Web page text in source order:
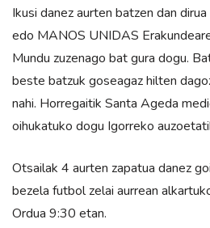
Ikusi danez aurten batzen dan
edo MANOS UNIDAS
Mundu zuzenago bat gura dogu.
beste batzuk goseagaz hilten
nahi. Horregaitik Santa Ageda
oihukatuko dogu Igorreko
Otsailak 4 aurten zapatua danez
bezela futbol zelai aurrean
Ordua 9:30 etan.